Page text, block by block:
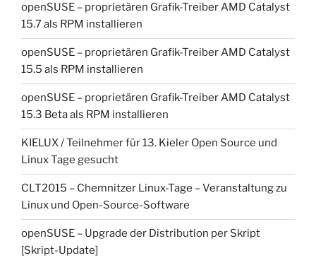
openSUSE – proprietären Grafik-Treiber AMD Catalyst
15.7 als RPM installieren
openSUSE – proprietären Grafik-Treiber AMD Catalyst
15.5 als RPM installieren
openSUSE – proprietären Grafik-Treiber AMD Catalyst
15.3 Beta als RPM installieren
KIELUX / Teilnehmer für 13. Kieler Open Source und
Linux Tage gesucht
CLT2015 – Chemnitzer Linux-Tage – Veranstaltung zu
Linux und Open-Source-Software
openSUSE – Upgrade der Distribution per Skript
[Skript-Update]